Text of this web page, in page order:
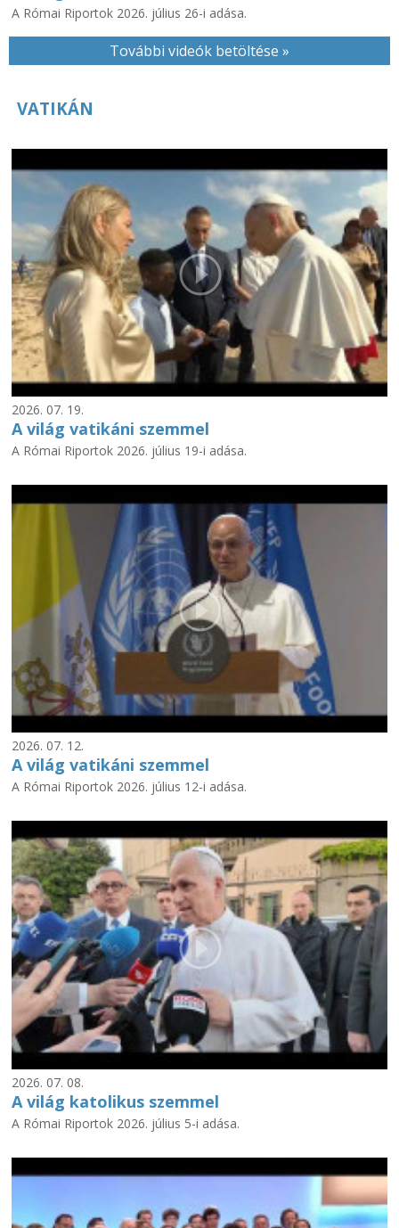
A Római Riportok 2026. július 26-i adása.
További videók betöltése »
VATIKÁN
2026. 07. 19.
A világ vatikáni szemmel
A Római Riportok 2026. július 19-i adása.
2026. 07. 12.
A világ vatikáni szemmel
A Római Riportok 2026. július 12-i adása.
2026. 07. 08.
A világ katolikus szemmel
A Római Riportok 2026. július 5-i adása.